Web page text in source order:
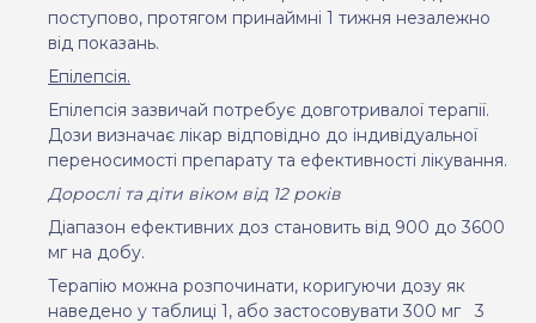
поступово, протягом принаймні 1 тижня незалежно
від показань.
Епілепсія.
Епілепсія зазвичай потребує довготривалої терапії.
Дози визначає лікар відповідно до індивідуальної
переносимості препарату та ефективності лікування.
Дорослі та діти віком від 12 років
Діапазон ефективних доз становить від 900 до 3600
мг на добу.
Терапію можна розпочинати, коригуючи дозу як
наведено у таблиці 1, або застосовувати 300 мг
3